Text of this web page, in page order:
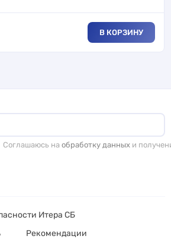
В КОРЗИНУ
Соглашаюсь на обработку данных и
Итера СБ
Рекомендации